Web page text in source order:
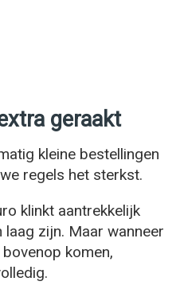
geraakt
kleine bestellingen
regels het sterkst.
klinkt aantrekkelijk
zijn. Maar wanneer
komen,